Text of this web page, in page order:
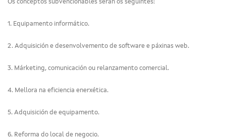
Os conceptos subvencionables serán os seguintes:
1. Equipamento informático.
2. Adquisición e desenvolvemento de software e páxinas web.
3. Márketing, comunicación ou relanzamento comercial.
4. Mellora na eficiencia enerxética.
5. Adquisición de equipamento.
6. Reforma do local de negocio.